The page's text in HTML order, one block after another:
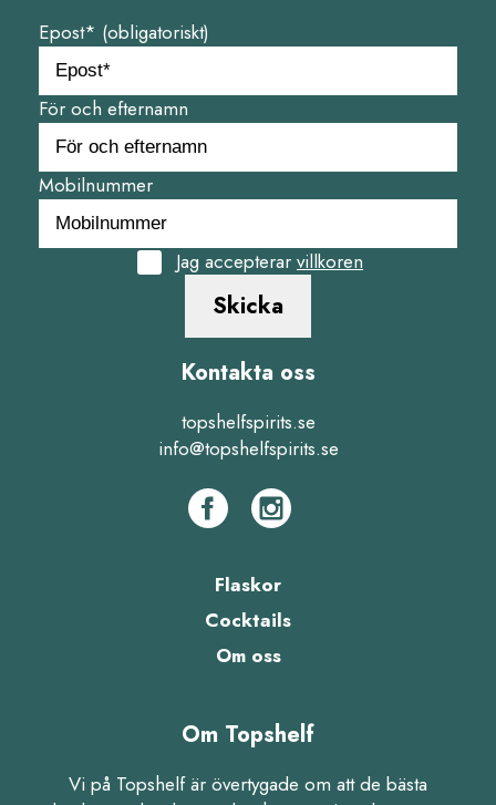
Epost* (obligatoriskt)
För och efternamn
Mobilnummer
Jag accepterar villkoren
Skicka
Kontakta oss
topshelfspirits.se
info@topshelfspirits.se
Flaskor
Cocktails
Om oss
Om Topshelf
Vi på Topshelf är övertygade om att de bästa